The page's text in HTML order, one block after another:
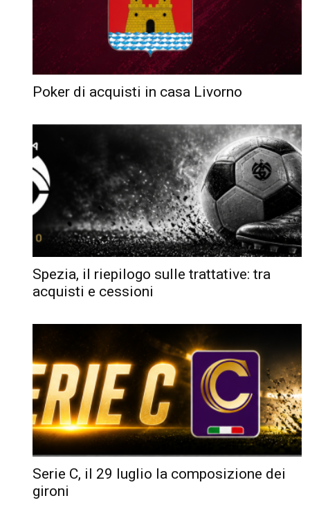
Poker di acquisti in casa Livorno
Spezia, il riepilogo sulle trattative: tra
acquisti e cessioni
Serie C, il 29 luglio la composizione dei
gironi